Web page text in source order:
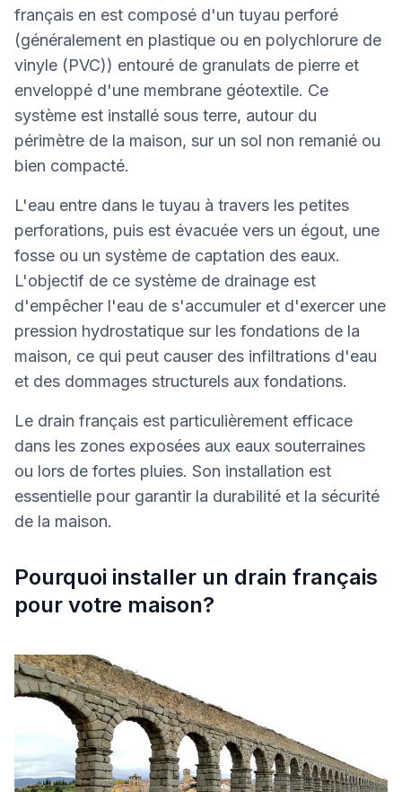
français en est composé d'un tuyau perforé
(généralement en plastique ou en polychlorure de
vinyle (PVC)) entouré de granulats de pierre et
enveloppé d'une membrane géotextile. Ce
système est installé sous terre, autour du
périmètre de la maison, sur un sol non remanié ou
bien compacté.
L'eau entre dans le tuyau à travers les petites
perforations, puis est évacuée vers un égout, une
fosse ou un système de captation des eaux.
L'objectif de ce système de drainage est
d'empêcher l'eau de s'accumuler et d'exercer une
pression hydrostatique sur les fondations de la
maison, ce qui peut causer des infiltrations d'eau
et des dommages structurels aux fondations.
Le drain français est particulièrement efficace
dans les zones exposées aux eaux souterraines
ou lors de fortes pluies. Son installation est
essentielle pour garantir la durabilité et la sécurité
de la maison.
Pourquoi installer un drain français
pour votre maison?